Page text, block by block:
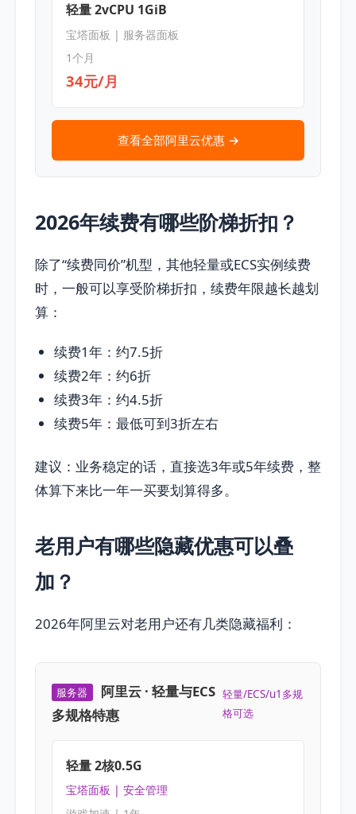
轻量 2vCPU 1GiB
宝塔面板 | 服务器面板
1个月
34元/月
查看全部阿里云优惠 →
2026年续费有哪些阶梯折扣？
除了“续费同价”机型，其他轻量或ECS实例续费
时，一般可以享受阶梯折扣，续费年限越长越划
算：
续费1年：约7.5折
续费2年：约6折
续费3年：约4.5折
续费5年：最低可到3折左右
建议：业务稳定的话，直接选3年或5年续费，整
体算下来比一年一买要划算得多。
老用户有哪些隐藏优惠可以叠
加？
2026年阿里云对老用户还有几类隐藏福利：
服务器
阿里云 · 轻量与ECS
多规格特惠
轻量/ECS/u1多规
格可选
轻量 2核0.5G
宝塔面板 | 安全管理